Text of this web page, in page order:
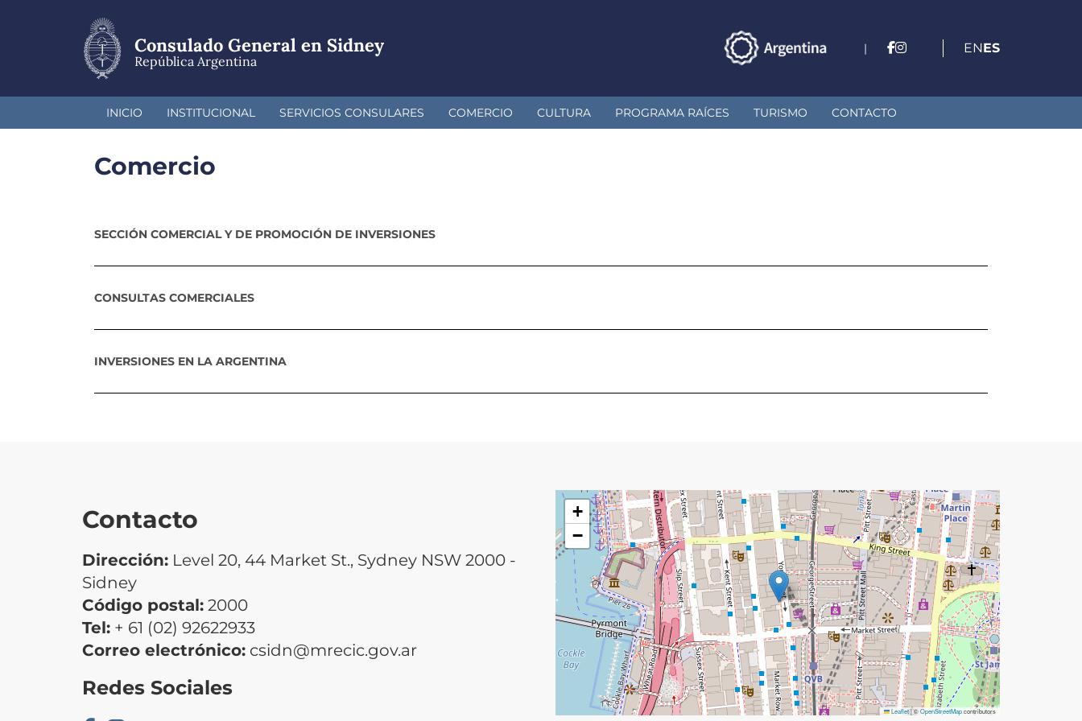
Consulado General en Sidney
República Argentina
| ENES
INICIO INSTITUCIONAL SERVICIOS CONSULARES COMERCIO CULTURA PROGRAMA RAÍCES TURISMO CONTACTO
Comercio
SECCIÓN COMERCIAL Y DE PROMOCIÓN DE INVERSIONES
CONSULTAS COMERCIALES
INVERSIONES EN LA ARGENTINA
Contacto
Dirección: Level 20, 44 Market St., Sydney NSW 2000 -
Sidney
Código postal: 2000
Tel: + 61 (02) 92622933
Correo electrónico: csidn@mrecic.gov.ar
Redes Sociales
+
−
Leaflet|©OpenStreetMapcontributors